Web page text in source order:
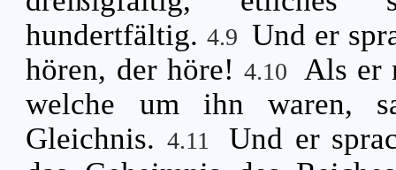
hundertfältig.4.9 Und er
hören, der höre!4.10
Als er
welche um ihn waren,
Gleichnis. 4.11
Und er